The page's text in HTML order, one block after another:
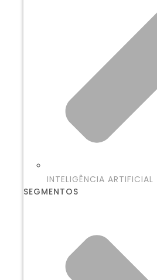
INTELIGÊNCIA ARTIFICIAL
SEGMENTOS